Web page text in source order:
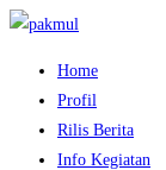
Home
Profil
Rilis Berita
Info Kegiatan